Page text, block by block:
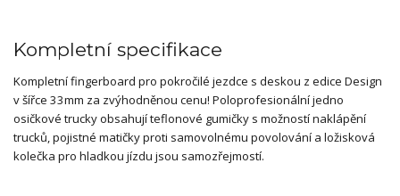
Kompletní specifikace
Kompletní fingerboard pro pokročilé jezdce s deskou z edice Design
v šířce 33mm za zvýhodněnou cenu! Poloprofesionální jedno
osičkové trucky obsahují teflonové gumičky s možností naklápění
trucků, pojistné matičky proti samovolnému povolování a ložisková
kolečka pro hladkou jízdu jsou samozřejmostí.